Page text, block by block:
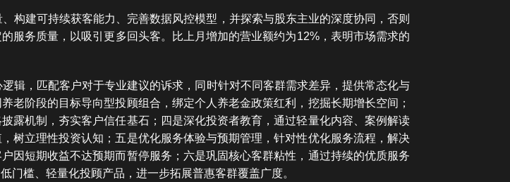
构建可持续获客能力、完善数据风控模型，并探索与股东主业的深度协同，否则
服务质量，以吸引更多回头客。比上月增加的营业额约为12%，表明市场需求的
辑，匹配客户对于专业建议的诉求，同时针对不同客群需求差异，提供常态化与
老阶段的目标导向型投顾组合，绑定个人养老金政策红利，挖掘长期增长空间；
露机制，夯实客户信任基石；四是深化投资者教育，通过轻量化内容、案例解读
树立理性投资认知；五是优化服务体验与预期管理，针对性优化服务流程，解决
因短期收益不达预期而暂停服务；六是巩固核心客群粘性，通过持续的优质服务
槛、轻量化投顾产品，进一步拓展普惠客群覆盖广度。